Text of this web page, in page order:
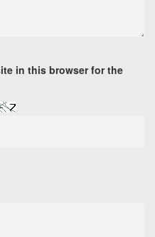
in this browser for the